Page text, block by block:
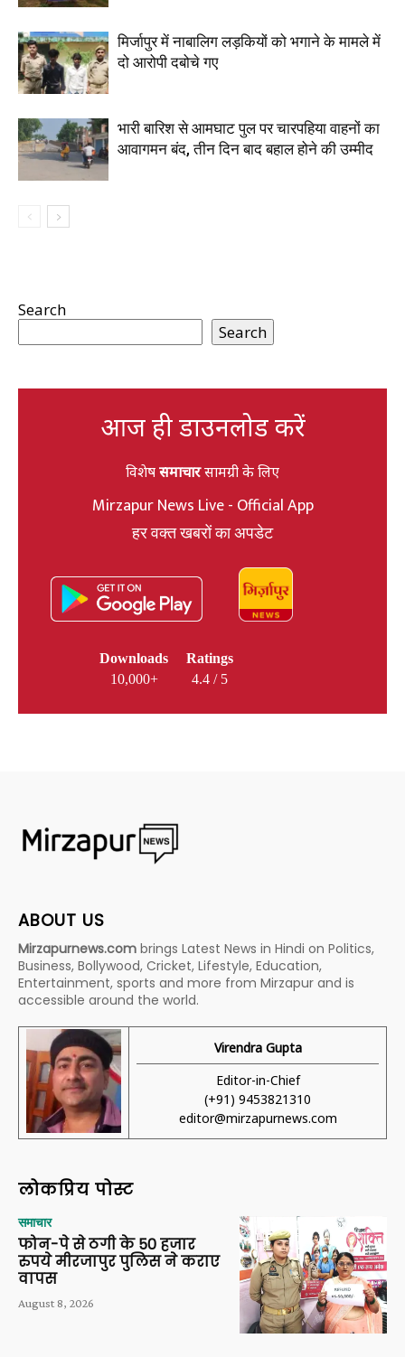
मिर्जापुर में नाबालिग लड़कियों को भगाने के मामले में
दो आरोपी दबोचे गए
भारी बारिश से आमघाट पुल पर चारपहिया वाहनों का
आवागमन बंद, तीन दिन बाद बहाल होने की उम्मीद
Search
Search
आज ही डाउनलोड करें
विशेषसमाचारसामग्री के लिए
Mirzapur News Live - Official App
हर वक्त खबरों का अपडेट
Downloads
10,000+
Ratings
4.4 / 5
ABOUT US
Mirzapurnews.com brings Latest News in Hindi on Politics,
Business, Bollywood, Cricket, Lifestyle, Education,
Entertainment, sports and more from Mirzapur and is
accessible around the world.
Virendra Gupta
Editor-in-Chief
(+91) 9453821310
editor@mirzapurnews.com
लोकप्रिय पोस्ट
समाचार
फोन-पे से ठगी के 50 हजार
रुपये मीरजापुर पुलिस ने कराए
वापस
August 8, 2026